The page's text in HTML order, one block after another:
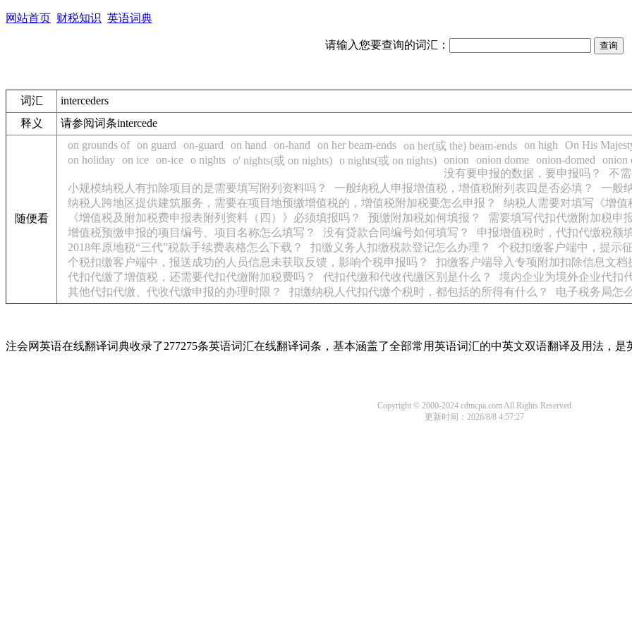
网站首页 财税知识 英语词典
请输入您要查询的词汇：
词汇
interceders
释义
请参阅词条intercede
随便看
on grounds of on guard on-guard on hand on-hand on her beam-ends on her(或 the) beam-ends on high On His
on holiday on ice on-ice o nights o' nights(或 on nights) o nights(或 on nights) onion onion dome onion-domed onion
没有要申报的数据，要申报吗？
不
小规模纳税人有扣除项目的是需要填写附列资料吗？
一般纳税人申报增值税，增值税附列表四是否必填？
一般
纳税人跨地区提供建筑服务，需要在项目地预缴增值税的，增值税附加税要怎么申报？
纳税人需要对填写《增值
《增值税及附加税费申报表附列资料（四）》必须填报吗？
预缴附加税如何填报？
需要填写代扣代缴附加税申
增值税预缴申报的项目编号、项目名称怎么填写？
没有贷款合同编号如何填写？ 申报增值税时，代扣代缴税额
2018年原地税“三代”税款手续费表格怎么下载？
扣缴义务人扣缴税款登记怎么办理？
个税扣缴客户端中，提示
个税扣缴客户端中，报送成功的人员信息未获取反馈，影响个税申报吗？
扣缴客户端导入专项附加扣除信息文档
代扣代缴了增值税，还需要代扣代缴附加税费吗？
代扣代缴和代收代缴区别是什么？
境内企业为境外企业代扣
其他代扣代缴、代收代缴申报的办理时限？
扣缴纳税人代扣代缴个税时，都包括的所得有什么？ 电子税务局怎
注会网英语在线翻译词典收录了277275条英语词汇在线翻译词条，基本涵盖了全部常用英语词汇的中英文双语翻译及用法，是
Copyright © 2000-2024 cdmcpa.com All Rights Reserved
更新时间：2026/8/8 4:57:27